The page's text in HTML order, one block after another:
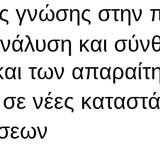
γνώσης στην
και
των
νέες